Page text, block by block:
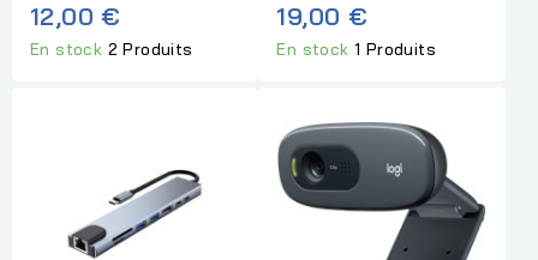
12,00 €
En stock 2 Produits
19,00 €
En stock1 Produits